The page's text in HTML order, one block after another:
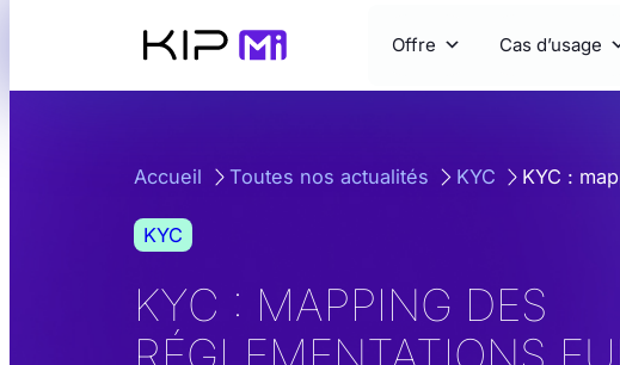
Offre Cas d’usage
Accueil Toutes nos actualités KYC KYC :
KYC
KYC : MAPPING DES